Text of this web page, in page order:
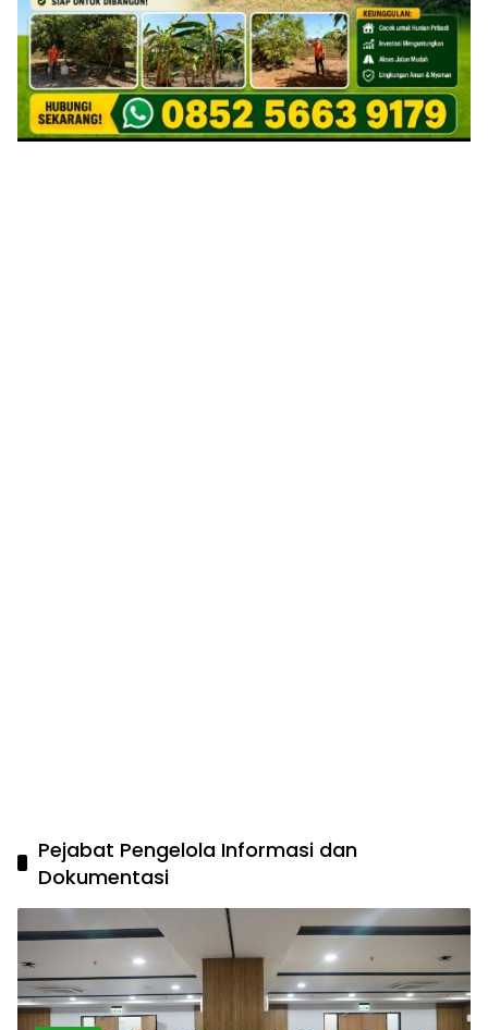
Pejabat Pengelola Informasi dan
Dokumentasi